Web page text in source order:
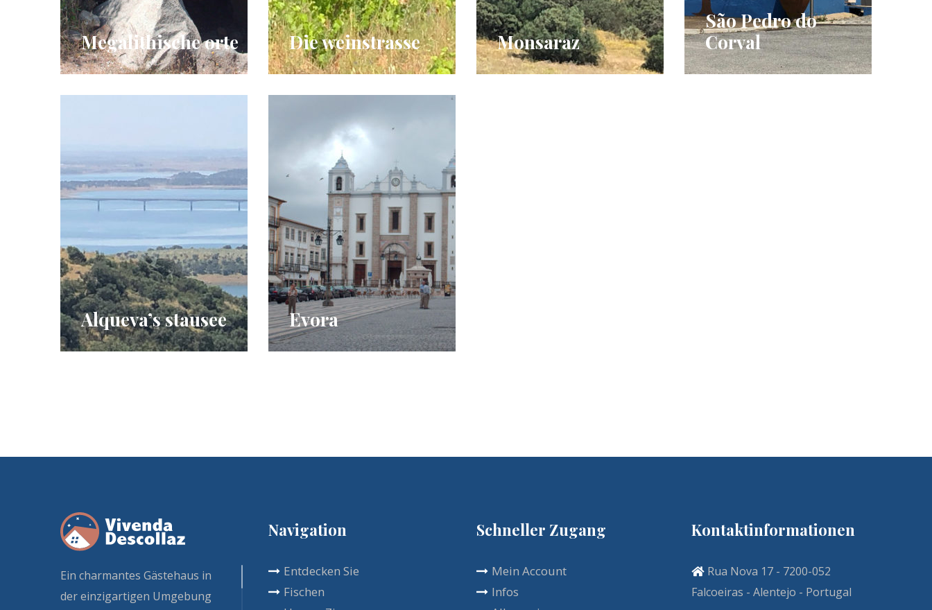
Megalithische orte Die weinstrasse Monsaraz
São Pedro do
Corval
Alqueva’s stausee Evora
Ein charmantes Gästehaus in
der einzigartigen Umgebung
Navigation
Entdecken Sie
Fischen
Schneller Zugang
Mein Account
Infos
Kontaktinformationen
Rua Nova 17 - 7200-052
Falcoeiras - Alentejo - Portugal